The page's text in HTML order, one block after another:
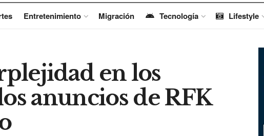
Entretenimiento Migración Tecnología Lifestyle
en los
anuncios de RFK